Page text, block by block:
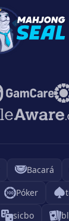
Bacará
Póker
sicbo